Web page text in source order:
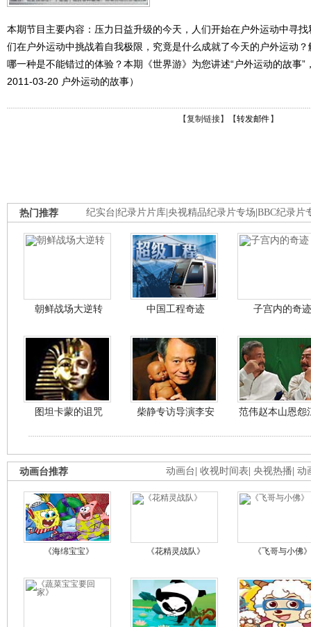
本期节目主要内容：压力日益升级的今天，人们开始在户外运动中寻
们在户外运动中挑战着自我极限，究竟是什么成就了今天的户外运动
哪一种是不能错过的体验？本期《世界游》为您讲述“户外运动的故事”
2011-03-20 户外运动的故事）
【复制链接】【转发邮件 】
纪实台 纪录片片库 央视精品纪录片专场 BBC纪录片
热门推荐
朝鲜战场大逆转 中国工程奇迹 子宫内的奇迹
图坦卡蒙的诅咒 柴静专访导演李安 范伟赵本山恩怨
动画台 收视时间表 央视热播 动
动画台推荐
《海绵宝宝》 《花精灵战队》 《飞哥与小佛》